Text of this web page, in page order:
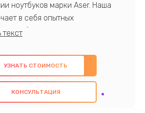
ноутбуков марки Aser. Наша
в себя опытных
с обширными знаниями и
и качественный ремонт с
оригинальных компонентов, а
качество всех
Наша цель - предоставить
УЗНАТЬ СТОИМОСТЬ
КОНСУЛЬТАЦИЯ